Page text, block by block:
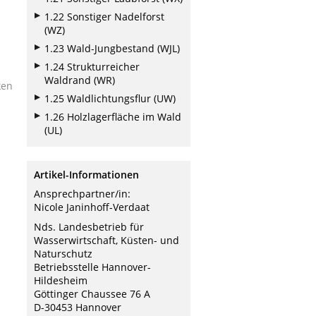
1.22 Sonstiger Nadelforst
(WZ)
1.23 Wald-Jungbestand (WJL)
1.24 Strukturreicher
Waldrand (WR)
1.25 Waldlichtungsflur (UW)
1.26 Holzlagerfläche im Wald
(UL)
Artikel-Informationen
Ansprechpartner/in:
Nicole Janinhoff-Verdaat
Nds. Landesbetrieb für
Wasserwirtschaft, Küsten- und
Naturschutz
Betriebsstelle Hannover-
Hildesheim
Göttinger Chaussee 76 A
D-30453 Hannover